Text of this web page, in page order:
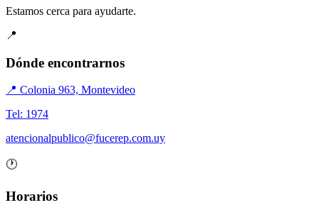
Estamos cerca para ayudarte.
📍
Dónde encontrarnos
📍 Colonia 963, Montevideo
Tel: 1974
atencionalpublico@fucerep.com.uy
🕐
Horarios